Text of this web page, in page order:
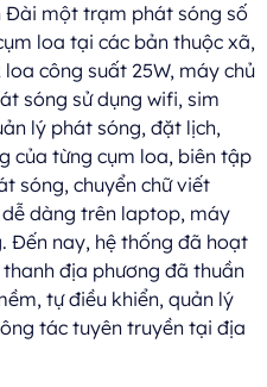
Đài một trạm phát sóng số
loa tại các bản thuộc xã,
công suất 25W, máy chủ
sóng sử dụng wifi, sim
lý phát sóng, đặt lịch,
của từng cụm loa, biên tập
sóng, chuyển chữ viết
dàng trên laptop, máy
Đến nay, hệ thống đã hoạt
địa phương đã thuần
tự điều khiển, quản lý
tác tuyên truyền tại địa